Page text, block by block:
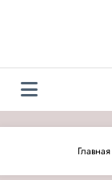
Главная